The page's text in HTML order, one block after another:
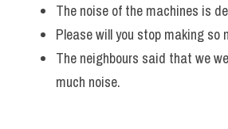
The noise of the machines is
Please will you stop making so
The neighbours said that we
much noise.